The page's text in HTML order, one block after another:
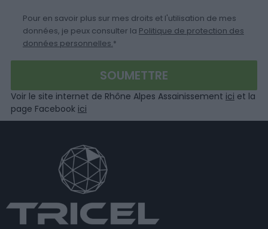
Pour en savoir plus sur mes droits et l'utilisation de mes
données, je peux consulter la Politique de protection des
données personnelles.*
Voir le site internet de Rhône Alpes Assainissement ici et la
page Facebook ici